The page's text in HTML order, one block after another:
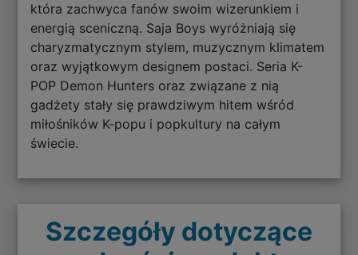
która zachwyca fanów swoim wizerunkiem i
energią sceniczną. Saja Boys wyróżniają się
charyzmatycznym stylem, muzycznym klimatem
oraz wyjątkowym designem postaci. Seria K-
POP Demon Hunters oraz związane z nią
gadżety stały się prawdziwym hitem wśród
miłośników K-popu i popkultury na całym
świecie.
Szczegóły dotyczące